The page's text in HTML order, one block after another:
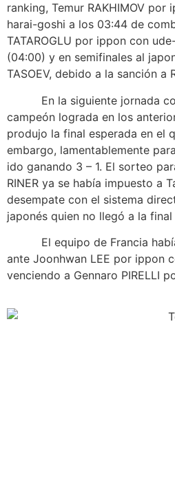
ranking, Temur RAKHIMOV
harai-goshi a los 03:44 de
TATAROGLU por ippon con
(04:00) y en semifinales al
TASOEV, debido a la sanción
En la siguiente jornada
campeón lograda en los
produjo la final esperada en el
embargo, lamentablemente
ido ganando 3 – 1. El sorteo
RINER ya se había impuesto a
desempate con el sistema
japonés quien no llegó a la
El equipo de Francia había
ante Joonhwan LEE por ippon
venciendo a Gennaro PIRELLI